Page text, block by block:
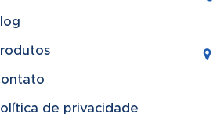
de privacidade